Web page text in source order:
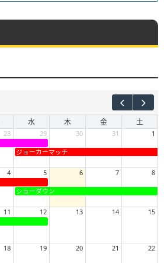
水 木 金 土
28 29
ジョーカーマッチ
30 31 1
4 5
ショーダウン
6 7 8
11 12 13 14 15
18 19 20 21 22